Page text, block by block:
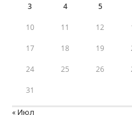
3 4 5
10 11 12
17 18 19
24 25 26
31
« Июл